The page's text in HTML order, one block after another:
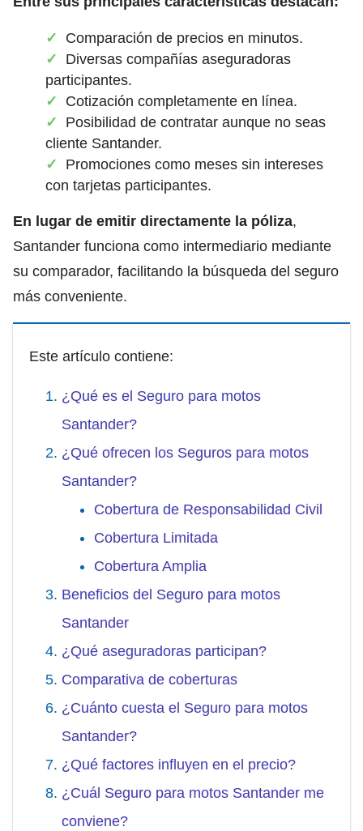
Comparación de precios en minutos.
Diversas compañías aseguradoras
participantes.
Cotización completamente en línea.
Posibilidad de contratar aunque no seas
cliente Santander.
Promociones como meses sin intereses
con tarjetas participantes.
En lugar de emitir directamente la póliza,
Santander funciona como intermediario mediante
su comparador, facilitando la búsqueda del seguro
más conveniente.
Este artículo contiene:
¿Qué es el Seguro para motos
Santander?
¿Qué ofrecen los Seguros para motos
Santander?
Cobertura de Responsabilidad Civil
Cobertura Limitada
Cobertura Amplia
Beneficios del Seguro para motos
Santander
¿Qué aseguradoras participan?
Comparativa de coberturas
¿Cuánto cuesta el Seguro para motos
Santander?
¿Qué factores influyen en el precio?
¿Cuál Seguro para motos Santander me
conviene?